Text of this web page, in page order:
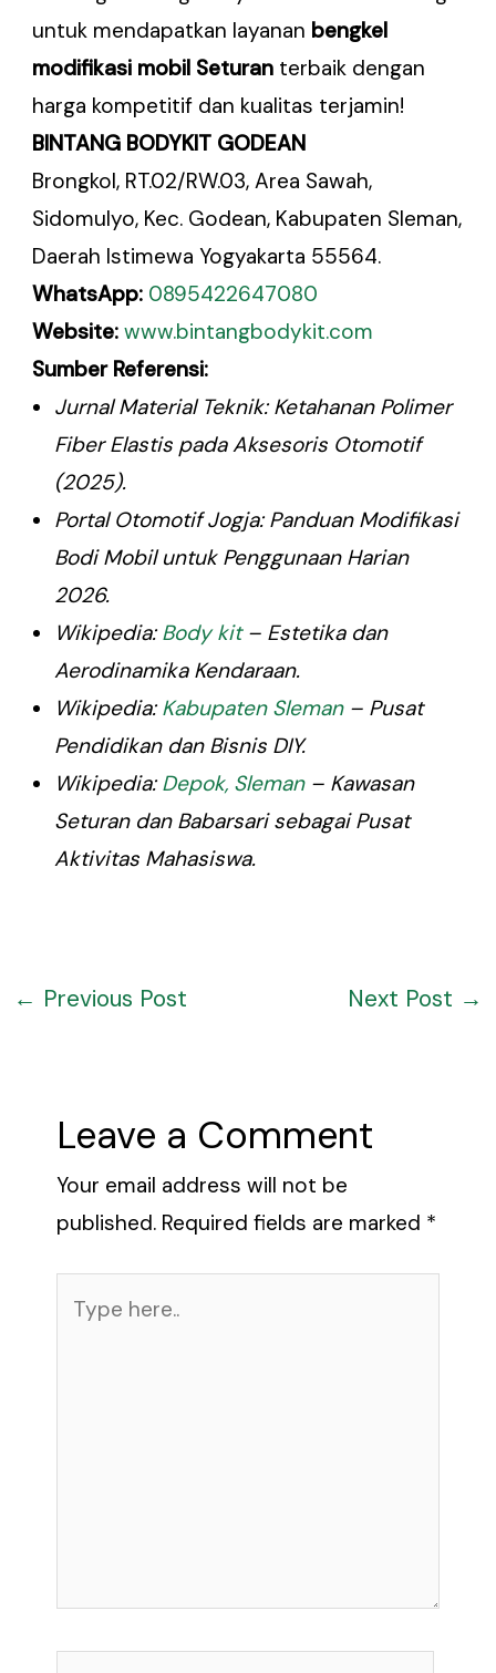
untuk mendapatkan layanan bengkel
modifikasi mobil Seturan terbaik dengan
harga kompetitif dan kualitas terjamin!
BINTANG BODYKIT GODEAN
Brongkol, RT.02/RW.03, Area Sawah,
Sidomulyo, Kec. Godean, Kabupaten Sleman,
Daerah Istimewa Yogyakarta 55564.
WhatsApp: 0895422647080
Website: www.bintangbodykit.com
Sumber Referensi:
Jurnal Material Teknik: Ketahanan Polimer
Fiber Elastis pada Aksesoris Otomotif
(2025).
Portal Otomotif Jogja: Panduan Modifikasi
Bodi Mobil untuk Penggunaan Harian
2026.
Wikipedia: Body kit– Estetika dan
Aerodinamika Kendaraan.
Wikipedia: Kabupaten Sleman– Pusat
Pendidikan dan Bisnis DIY.
Wikipedia: Depok, Sleman– Kawasan
Seturan dan Babarsari sebagai Pusat
Aktivitas Mahasiswa.
← Previous Post Next Post →
Leave a Comment
Your email address will not be
published. Required fields are marked *
here..